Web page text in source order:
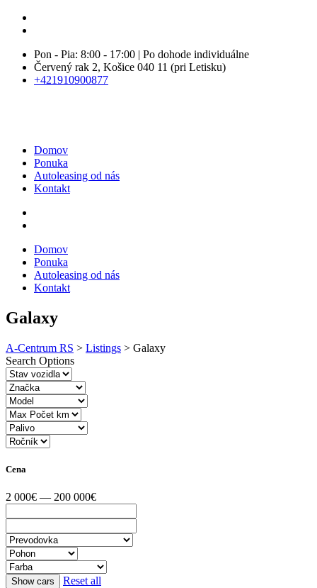
Pon - Pia: 8:00 - 17:00 | Po dohode individuálne
Červený rak 2, Košice 040 11 (pri Letisku)
+421910900877
Domov
Ponuka
Autoleasing od nás
Kontakt
Domov
Ponuka
Autoleasing od nás
Kontakt
Galaxy
A-Centrum RS > Listings > Galaxy
Search Options
Cena
2 000€ — 200 000€
Reset all